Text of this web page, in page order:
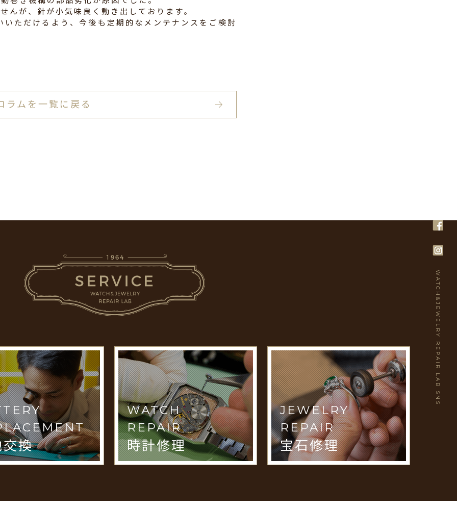
んが、針が小気味良く動き出しております。
ただけるよう、今後も定期的なメンテナンスをご検討
ラムを一覧に戻る
交換
WATCH
REPAIR
時計修理
JEWELRY
REPAIR
宝石修理
WATCH&JEWELRY REPAIR LAB SNS